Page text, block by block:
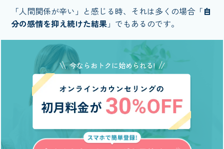
「人間関係が辛い」と感じる時、それは多くの場合「自
分の感情を抑え続けた結果 」でもあるのです。
今ならおトクに始められる!